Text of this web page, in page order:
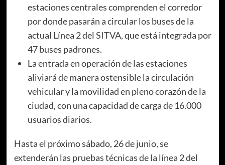
estaciones centrales comprenden el corredor
por donde pasarán a circular los buses de la
actual Línea 2 del SITVA, que está integrada por
47 buses padrones.
La entrada en operación de las estaciones
aliviará de manera ostensible la circulación
vehicular y la movilidad en pleno corazón de la
ciudad, con una capacidad de carga de 16.000
usuarios diarios.
Hasta el próximo sábado, 26 de junio, se
extenderán las pruebas técnicas de la línea 2 del